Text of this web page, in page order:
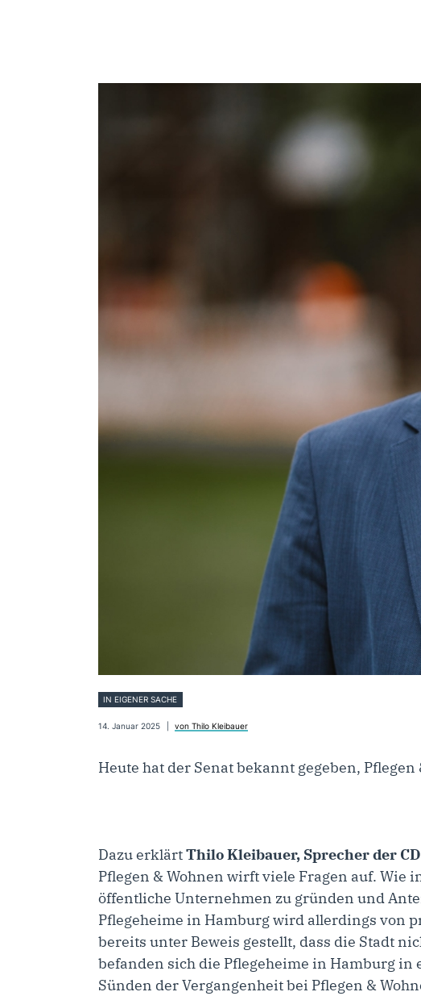
IN EIGENER SACHE
14. Januar 2025 von Thilo Kleibauer
Heute hat der Senat bekannt gegeben,
Dazu erklärtThilo Kleibauer, Sprecher der
Pflegen & Wohnen wirft viele Fragen auf. Wie
öffentliche Unternehmen zu gründen und
Pflegeheime in Hamburg wird allerdings von
bereits unter Beweis gestellt, dass die Stadt
befanden sich die Pflegeheime in Hamburg in
Sünden der Vergangenheit bei Pflegen &